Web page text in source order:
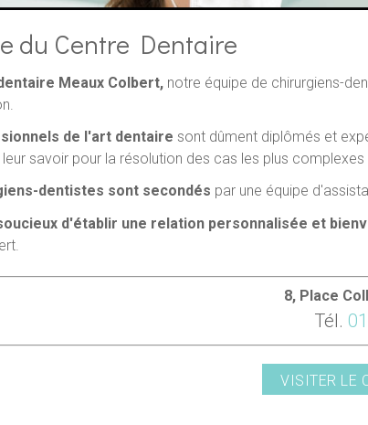
du Centre Dentaire
Meaux Colbert, notre équipe de chirurgiens-
de l'art dentaire sont dûment diplômés et
savoir pour la résolution des cas les plus
dentistes sont secondés par une équipe
d'établir une relation personnalisée et
8, Place
Tél.
VISITER LE